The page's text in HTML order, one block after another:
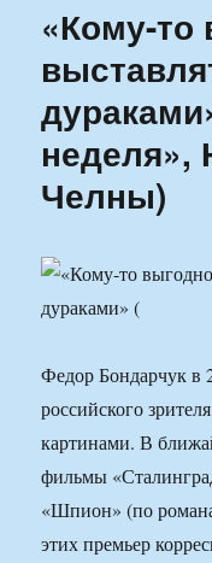
«Кому-то
неделя»,
Челны)
Федор Бондарчук в
российского
картинами. В
фильмы
«Шпион» (по
этих премьер